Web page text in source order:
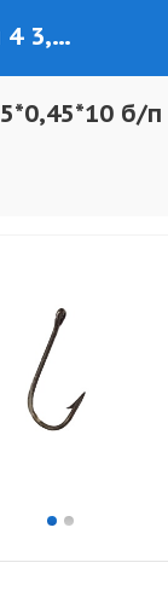
Крючки Тип 4 3,5*0,45*10 б/п ков отог.жало - www.kovrovec.ru
б/п